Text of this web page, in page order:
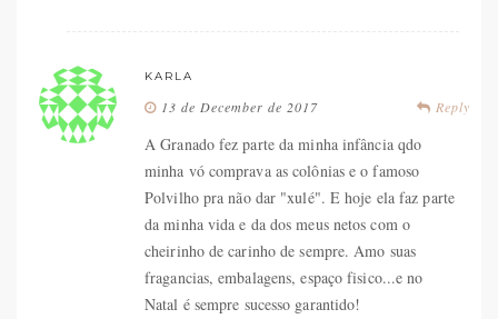
KARLA
Reply
13 de December de 2017
A Granado fez parte da minha infância qdo
minha vó comprava as colônias e o famoso
Polvilho pra não dar "xulé". E hoje ela faz parte
da minha vida e da dos meus netos com o
cheirinho de carinho de sempre. Amo suas
fragancias, embalagens, espaço fisico...e no
Natal é sempre sucesso garantido!